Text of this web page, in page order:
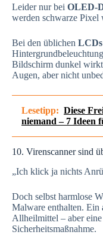
Leider nur bei OLED-
werden schwarze Pixel
Bei den üblichen LCDs
Bildschirm dunkel
Augen, aber nicht
Lesetipp: Diese
niemand – 7 Ideen
10. Virenscanner sind
„Ich klick ja nichts
Doch selbst harmlose
Malware enthalten. Ein
Allheilmittel – aber
Sicherheitsmaßnahme.